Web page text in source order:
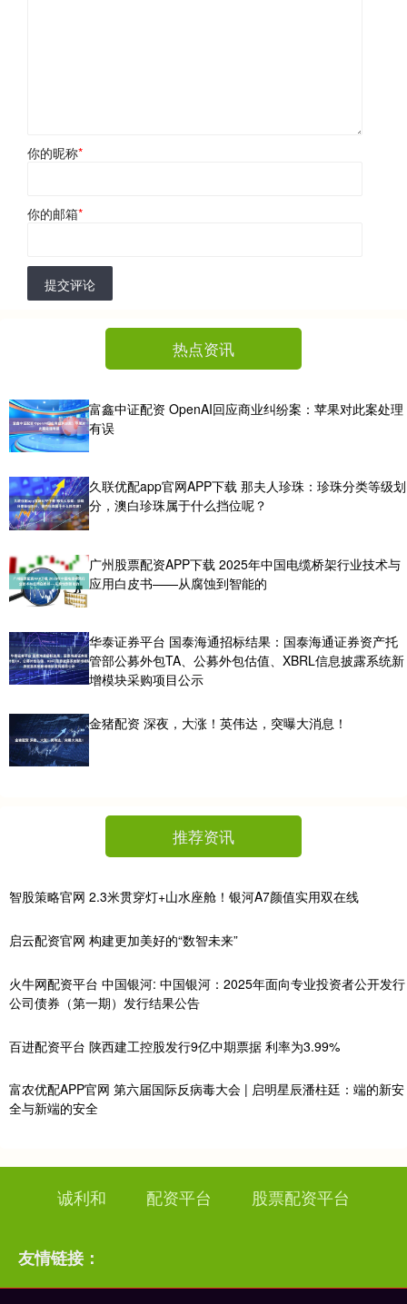
你的昵称*
你的邮箱*
提交评论
热点资讯
富鑫中证配资 OpenAI回应商业纠纷案：苹果对此案处理
有误
久联优配app官网APP下载 那夫人珍珠：珍珠分类等级划
分，澳白珍珠属于什么挡位呢？
广州股票配资APP下载 2025年中国电缆桥架行业技术与
应用白皮书——从腐蚀到智能的
华泰证券平台 国泰海通招标结果：国泰海通证券资产托
管部公募外包TA、公募外包估值、XBRL信息披露系统新
增模块采购项目公示
金猪配资 深夜，大涨！英伟达，突曝大消息！
推荐资讯
智股策略官网 2.3米贯穿灯+山水座舱！银河A7颜值实用双在线
启云配资官网 构建更加美好的“数智未来”
火牛网配资平台 中国银河: 中国银河：2025年面向专业投资者公开发行
公司债券（第一期）发行结果公告
百进配资平台 陕西建工控股发行9亿中期票据 利率为3.99%
富农优配APP官网 第六届国际反病毒大会 | 启明星辰潘柱廷：端的新安
全与新端的安全
诚利和 配资平台 股票配资平台
友情链接：